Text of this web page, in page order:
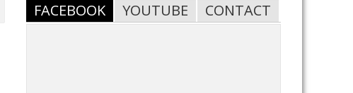
FACEBOOK YOUTUBE CONTACT